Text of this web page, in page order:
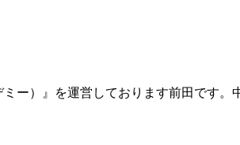
ー）』を運営しております前田です。